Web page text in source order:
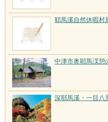
耶馬溪自然休暇村
中津市奥耶馬渓憩
深耶馬溪・一目八